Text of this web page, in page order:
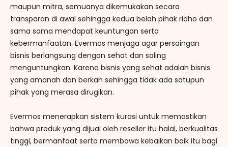
maupun mitra, semuanya dikemukakan secara
transparan di awal sehingga kedua belah pihak ridho dan
sama sama mendapat keuntungan serta
kebermanfaatan. Evermos menjaga agar persaingan
bisnis berlangsung dengan sehat dan saling
menguntungkan. Karena bisnis yang sehat adalah bisnis
yang amanah dan berkah sehingga tidak ada satupun
pihak yang merasa dirugikan.
Evermos menerapkan sistem kurasi untuk memastikan
bahwa produk yang dijual oleh reseller itu halal, berkualitas
tinggi, bermanfaat serta membawa kebaikan baik itu bagi